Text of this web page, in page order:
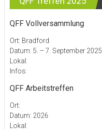
QFF Vollversammlung
Ort: Bradford
Datum: 5. – 7. September 2025
Lokal:
Infos:
QFF Arbeitstreffen
Ort:
Datum: 2026
Lokal: